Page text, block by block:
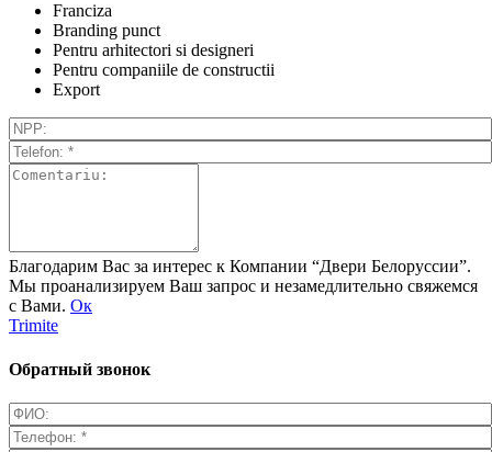
Franciza
Branding punct
Pentru arhitectori si designeri
Pentru companiile de constructii
Export
Благодарим Вас за интерес к Компании “Двери Белоруссии”.
Мы проанализируем Ваш запрос и незамедлительно свяжемся
с Вами. Ок
Trimite
Обратный звонок